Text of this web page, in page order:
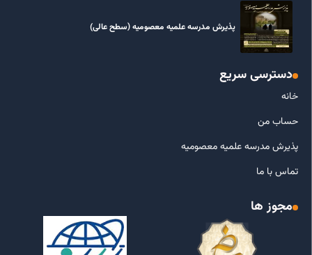
پذیرش مدرسه علمیه معصومیه‌ (سطح عالی)
دسترسی سریع
خانه
حساب من
پذیرش مدرسه علمیه معصومیه
تماس با ما
مجوز ها